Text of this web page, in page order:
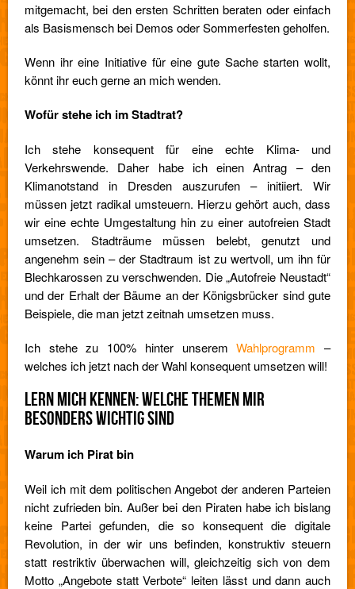
mitgemacht, bei den ersten Schritten beraten oder einfach
als Basismensch bei Demos oder Sommerfesten geholfen.
Wenn ihr eine Initiative für eine gute Sache starten wollt,
könnt ihr euch gerne an mich wenden.
Wofür stehe ich im Stadtrat?
Ich stehe konsequent für eine echte Klima- und
Verkehrswende. Daher habe ich einen Antrag – den
Klimanotstand in Dresden auszurufen – initiiert. Wir
müssen jetzt radikal umsteuern. Hierzu gehört auch, dass
wir eine echte Umgestaltung hin zu einer autofreien Stadt
umsetzen. Stadträume müssen belebt, genutzt und
angenehm sein – der Stadtraum ist zu wertvoll, um ihn für
Blechkarossen zu verschwenden. Die „Autofreie Neustadt“
und der Erhalt der Bäume an der Königsbrücker sind gute
Beispiele, die man jetzt zeitnah umsetzen muss.
Ich stehe zu 100% hinter unseremWahlprogramm –
welches ich jetzt nach der Wahl konsequent umsetzen will!
LERN MICH KENNEN: WELCHE THEMEN MIR
BESONDERS WICHTIG SIND
Warum ich Pirat bin
Weil ich mit dem politischen Angebot der anderen Parteien
nicht zufrieden bin. Außer bei den Piraten habe ich bislang
keine Partei gefunden, die so konsequent die digitale
Revolution, in der wir uns befinden, konstruktiv steuern
statt restriktiv überwachen will, gleichzeitig sich von dem
Motto „Angebote statt Verbote“ leiten lässt und dann auch